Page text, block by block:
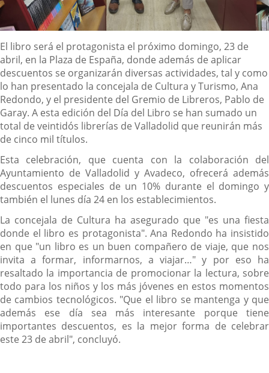
Descripción
El libro será el protagonista el próximo domingo, 23 de
abril, en la Plaza de España, donde además de aplicar
descuentos se organizarán diversas actividades, tal y como
lo han presentado la concejala de Cultura y Turismo, Ana
Redondo, y el presidente del Gremio de Libreros, Pablo de
Garay. A esta edición del Día del Libro se han sumado un
total de veintidós librerías de Valladolid que reunirán más
de cinco mil títulos.
Esta celebración, que cuenta con la colaboración del
Ayuntamiento de Valladolid y Avadeco, ofrecerá además
descuentos especiales de un 10% durante el domingo y
también el lunes día 24 en los establecimientos.
La concejala de Cultura ha asegurado que "es una fiesta
donde el libro es protagonista". Ana Redondo ha insistido
en que "un libro es un buen compañero de viaje, que nos
invita a formar, informarnos, a viajar…" y por eso ha
resaltado la importancia de promocionar la lectura, sobre
todo para los niños y los más jóvenes en estos momentos
de cambios tecnológicos. "Que el libro se mantenga y que
además ese día sea más interesante porque tiene
importantes descuentos, es la mejor forma de celebrar
este 23 de abril", concluyó.